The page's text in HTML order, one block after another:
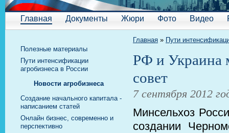
Главная Документы Жюри Фото Видео
Главная » Пути
РФ и Украина
совет
7 сентября 2012
Минсельхоз
создании
Полезные материалы
Пути интенсификации
агробизнеса в России
Новости агробизнеса
Cоздание начального капитала -
написанием статей
Онлайн бизнес, современно и
перспективно